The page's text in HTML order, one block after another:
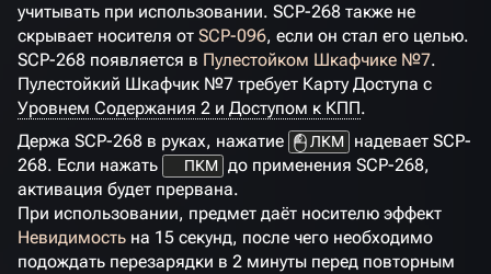
учитывать при использовании. SCP-268 также не
скрывает носителя от SCP-096, если он стал его целью.
SCP-268 появляется в Пулестойком Шкафчике №7.
Пулестойкий Шкафчик №7 требует Карту Доступа с
Уровнем Содержания 2 и Доступом к КПП.
Держа SCP-268 в руках, нажатие
ЛКМ
надевает SCP-
268. Если нажать
ПКМ до применения SCP-268,
активация будет прервана.
При использовании, предмет даёт носителю эффект
Невидимость на 15 секунд, после чего необходимо
подождать перезарядки в 2 минуты перед повторным